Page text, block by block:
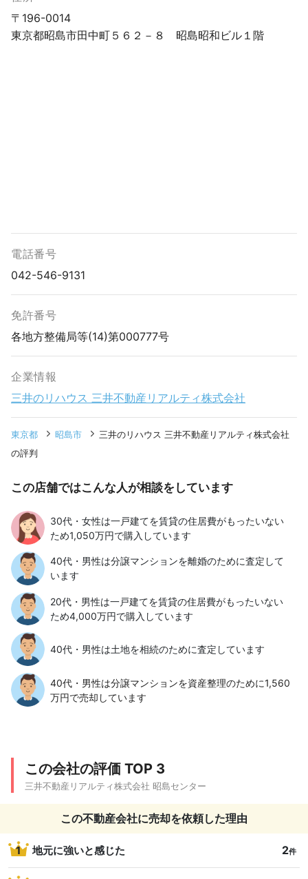
〒196-0014
東京都昭島市田中町５６２－８ 昭島昭和ビル１階
電話番号
042-546-9131
免許番号
各地方整備局等(14)第000777号
企業情報
三井のリハウス 三井不動産リアルティ株式会社
東京都 昭島市
三井のリハウス 三井不動産リアルティ株式会社
の評判
この店舗ではこんな人が相談をしています
30代・女性は一戸建てを賃貸の住居費がもったいない
ため1,050万円で購入しています
40代・男性は分譲マンションを離婚のために査定して
います
20代・男性は一戸建てを賃貸の住居費がもったいない
ため4,000万円で購入しています
40代・男性は土地を相続のために査定しています
40代・男性は分譲マンションを資産整理のために1,560
万円で売却しています
この会社の評価 TOP 3
三井不動産リアルティ株式会社 昭島センター
この不動産会社に売却を依頼した理由
1 地元に強いと感じた 2件